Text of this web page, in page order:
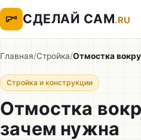
СДЕЛАЙ САМ.RU
Главная/Стройка/Отмостка
Стройка и конструкции
Отмостка
зачем нужна